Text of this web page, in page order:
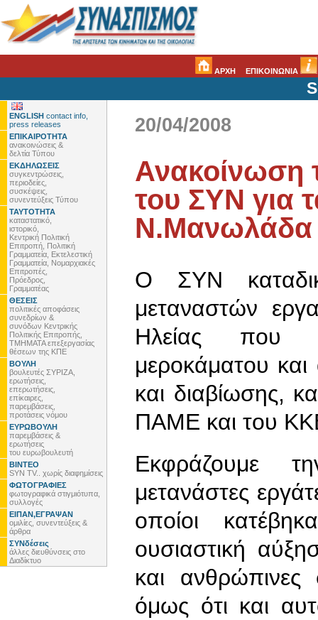
ΑΡΧΗ ΕΠΙΚΟΙΝΩΝΙΑ
ENGLISH contact info,
press releases
ΕΠΙΚΑΙΡΟΤΗΤΑ
ανακοινώσεις &
δελτία Τύπου
ΕΚΔΗΛΩΣΕΙΣ
συγκεντρώσεις,
περιοδείες,
συσκέψεις,
συνεντεύξεις Τύπου
ΤΑΥΤΟΤΗΤΑ
καταστατικό,
ιστορικό,
Κεντρική Πολιτική
Επιτροπή, Πολιτική
Γραμματεία, Εκτελεστική
Γραμματεία, Νομαρχιακές
Επιτροπές,
Πρόεδρος,
Γραμματέας
ΘΕΣΕΙΣ
πολιτικές αποφάσεις
συνεδρίων &
συνόδων Κεντρικής
Πολιτικής Επιτροπής,
ΤΜΗΜΑΤΑ επεξεργασίας
θέσεων της ΚΠΕ
ΒΟΥΛΗ
βουλευτές ΣΥΡΙΖΑ,
ερωτήσεις,
επερωτήσεις,
επίκαιρες,
παρεμβάσεις,
προτάσεις νόμου
ΕΥΡΩΒΟΥΛΗ
παρεμβάσεις &
ερωτήσεις
του ευρωβουλευτή
ΒΙΝΤΕΟ
SYN TV.. χωρίς διαφημίσεις
ΦΩΤΟΓΡΑΦΙΕΣ
φωτογραφικά στιγμιότυπα,
συλλογές
ΕΙΠΑΝ,ΕΓΡΑΨΑΝ
ομιλίες, συνεντεύξεις &
άρθρα
ΣΥΝδέσεις
άλλες διευθύνσεις στο
Διαδίκτυο
20/04/2008
Ανακοίνωση
του ΣΥΝ για
Ν.Μανωλάδα
Ο ΣΥΝ
μεταναστών
Ηλείας που
μεροκάματου
και διαβίωσης,
ΠΑΜΕ και του
Εκφράζουμε
μετανάστες
οποίοι
ουσιαστική
και ανθρώπινες
όμως ότι και